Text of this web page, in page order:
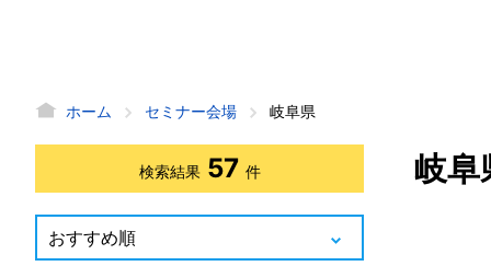
ホーム セミナー会場 岐阜県
岐阜
検索結果 57 件